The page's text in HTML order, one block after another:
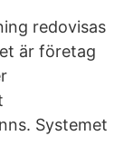
redovisas
är företag
Systemet